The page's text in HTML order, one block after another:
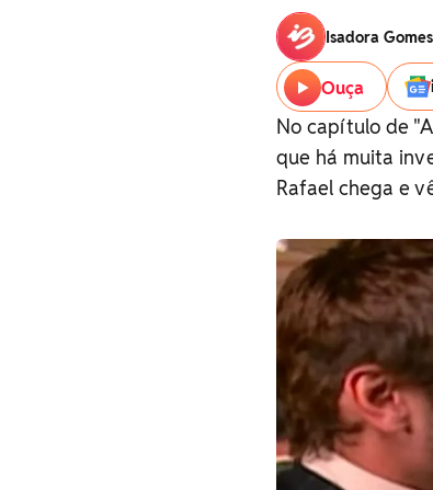
Isadora Gomes
Ouça
No capítulo de
que há muita
Rafael chega e